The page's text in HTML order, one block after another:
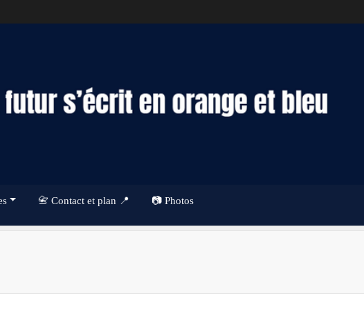
📇 Contact et plan 📍 📷 Photos